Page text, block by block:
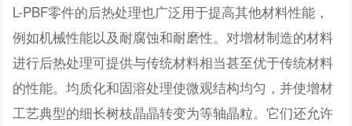
L-PBF零件的后热处理也广泛用于提高其他材料性能，
例如机械性能以及耐腐蚀和耐磨性。对增材制造的材料
进行后热处理可提供与传统材料相当甚至优于传统材料
的性能。均质化和固溶处理使微观结构均匀，并使增材
工艺典型的细长树枝晶晶转变为等轴晶粒。它们还允许